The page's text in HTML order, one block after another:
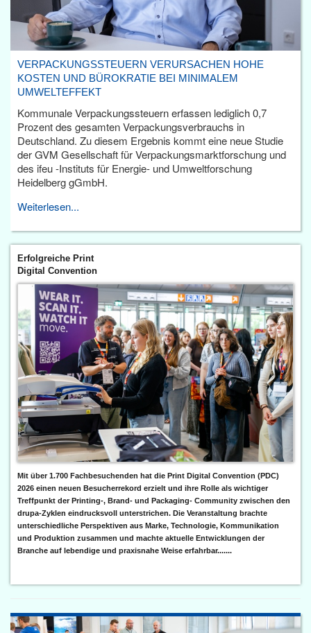
VERPACKUNGSSTEUERN VERURSACHEN HOHE
KOSTEN UND BÜROKRATIE BEI MINIMALEM
UMWELTEFFEKT
Kommunale Verpackungssteuern erfassen lediglich 0,7
Prozent des gesamten Verpackungsverbrauchs in
Deutschland. Zu diesem Ergebnis kommt eine neue Studie
der GVM Gesellschaft für Verpackungsmarktforschung und
des ifeu -Instituts für Energie- und Umweltforschung
Heidelberg gGmbH.
Weiterlesen...
Erfolgreiche Print
Digital Convention
Mit über 1.700 Fachbesuchenden hat die Print Digital Convention (PDC)
2026 einen neuen Besucherrekord erzielt und ihre Rolle als wichtiger
Treffpunkt der Printing-, Brand- und Packaging- Community zwischen den
drupa-Zyklen eindrucksvoll unterstrichen. Die Veranstaltung brachte
unterschiedliche Perspektiven aus Marke, Technologie, Kommunikation
und Produktion zusammen und machte aktuelle Entwicklungen der
Branche auf lebendige und praxisnahe Weise erfahrbar.......